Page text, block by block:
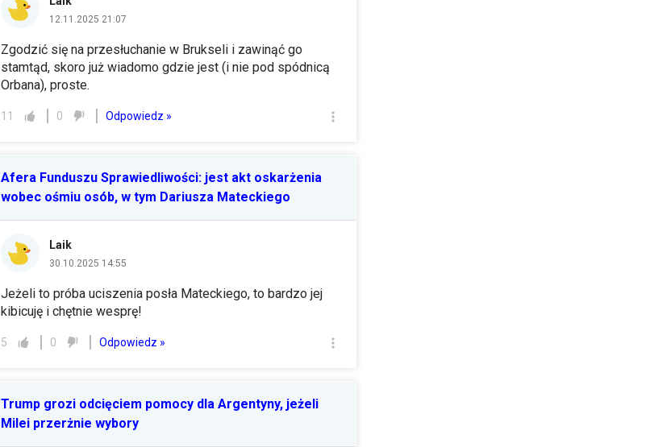
12.11.2025 21:07
Zgodzić się na przesłuchanie w Brukseli i zawinąć go
stamtąd, skoro już wiadomo gdzie jest (i nie pod spódnicą
Orbana), proste.
11 0 Odpowiedz »
Afera Funduszu Sprawiedliwości: jest akt oskarżenia
wobec ośmiu osób, w tym Dariusza Mateckiego
Laik
30.10.2025 14:55
Jeżeli to próba uciszenia posła Mateckiego, to bardzo jej
kibicuję i chętnie wesprę!
5 0 Odpowiedz »
Trump grozi odcięciem pomocy dla Argentyny, jeżeli
Milei przerżnie wybory